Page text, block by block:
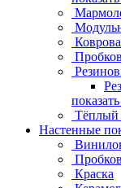
Тёплый
Настенные
Краска